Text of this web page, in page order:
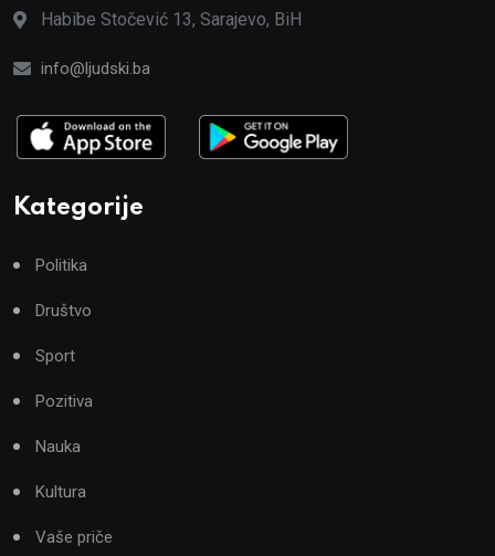
Habibe Stočević 13, Sarajevo, BiH
info@ljudski.ba
Kategorije
Politika
Društvo
Sport
Pozitiva
Nauka
Kultura
Vaše priče